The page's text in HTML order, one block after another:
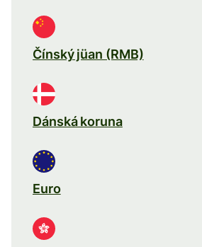
Čínský jüan (RMB)
Dánská koruna
Euro